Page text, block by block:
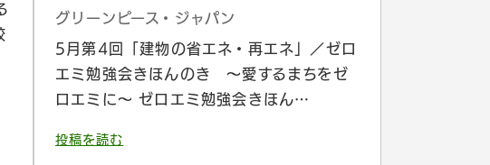
グリーンピース・ジャパン
5月第4回「建物の省エネ・再エネ」／ゼロ
エミ勉強会きほんのき 〜愛するまちをゼ
ロエミに〜 ゼロエミ勉強会きほん…
投稿を読む